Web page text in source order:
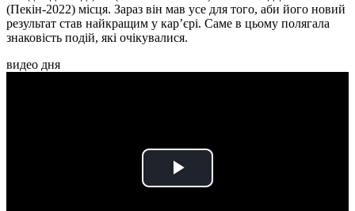
(Пекін-2022) місця. Зараз він мав усе для того, аби його новий
результат став найкращим у кар’єрі. Саме в цьому полягала
знаковість подій, які очікувалися.
видео дня
Play